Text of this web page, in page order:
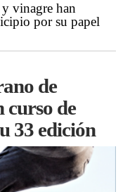
y vinagre han
por su papel
de
curso de
33 edición